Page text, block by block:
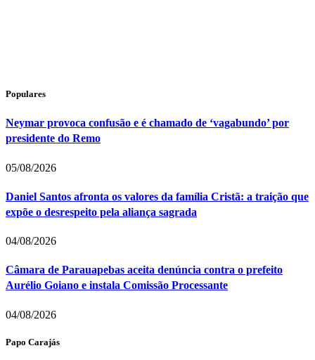
Populares
Neymar provoca confusão e é chamado de ‘vagabundo’ por
presidente do Remo
05/08/2026
Daniel Santos afronta os valores da família Cristã: a traição que
expõe o desrespeito pela aliança sagrada
04/08/2026
Câmara de Parauapebas aceita denúncia contra o prefeito
Aurélio Goiano e instala Comissão Processante
04/08/2026
Papo Carajás